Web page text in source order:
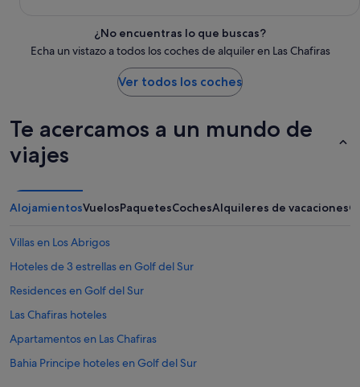
¿No encuentras lo que buscas?
Echa un vistazo a todos los coches de alquiler en Las Chafiras
Ver todos los coches
Te acercamos a un mundo de
viajes
AlojamientosVuelosPaquetesCochesAlquileres de vacaciones
Villas en Los Abrigos
Hoteles de 3 estrellas en Golf del Sur
Residences en Golf del Sur
Las Chafiras hoteles
Apartamentos en Las Chafiras
Bahia Principe hoteles en Golf del Sur